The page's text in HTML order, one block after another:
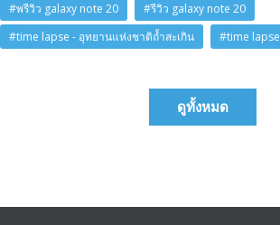
#พรีวิว galaxy note 20
#รีวิว galaxy note 20
#time lapse - อุทยานแห่งชาติถ้ำสะเกิน
#time lapse
ดูทั้งหมด